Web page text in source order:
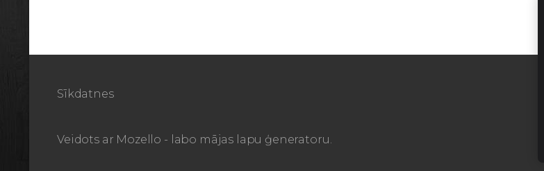
Sīkdatnes
Veidots ar Mozello - labo mājas lapu ģeneratoru.